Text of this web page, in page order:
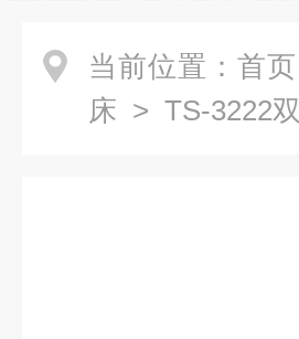
当前位置： 首页
床 > TS-3222